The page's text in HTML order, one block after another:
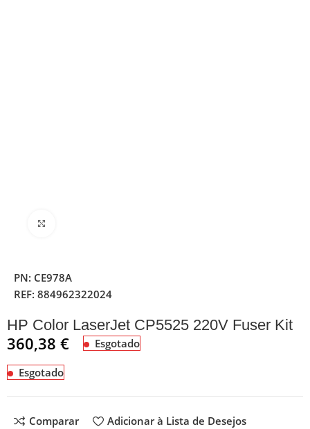
PN: CE978A
REF:884962322024
HP Color LaserJet CP5525 220V Fuser Kit
360,38€ Esgotado
Esgotado
Comparar Adicionar à Lista de Desejos